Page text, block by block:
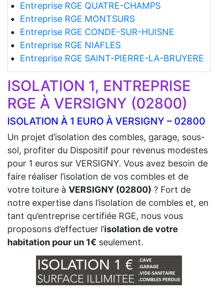
Entreprise RGE QUATRE-CHAMPS
Entreprise RGE MONTSURS
Entreprise RGE CONDE-SUR-HUISNE
Entreprise RGE NIAFLES
Entreprise RGE SAINT-PIERRE-LA-BRUYERE
ISOLATION 1, ENTREPRISE
RGE À VERSIGNY (02800)
ISOLATION À 1 EURO À VERSIGNY – 02800
Un projet d’isolation des combles, garage, sous-
sol, profiter du Dispositif pour revenus modestes
pour 1 euros sur VERSIGNY. Vous avez besoin de
faire réaliser l’isolation de vos combles et de
votre toiture à VERSIGNY (02800) ? Fort de
notre expertise dans l’isolation de combles et, en
tant qu’entreprise certifiée RGE, nous vous
proposons d’effectuer l’isolation de votre
habitation pour un 1€ seulement.